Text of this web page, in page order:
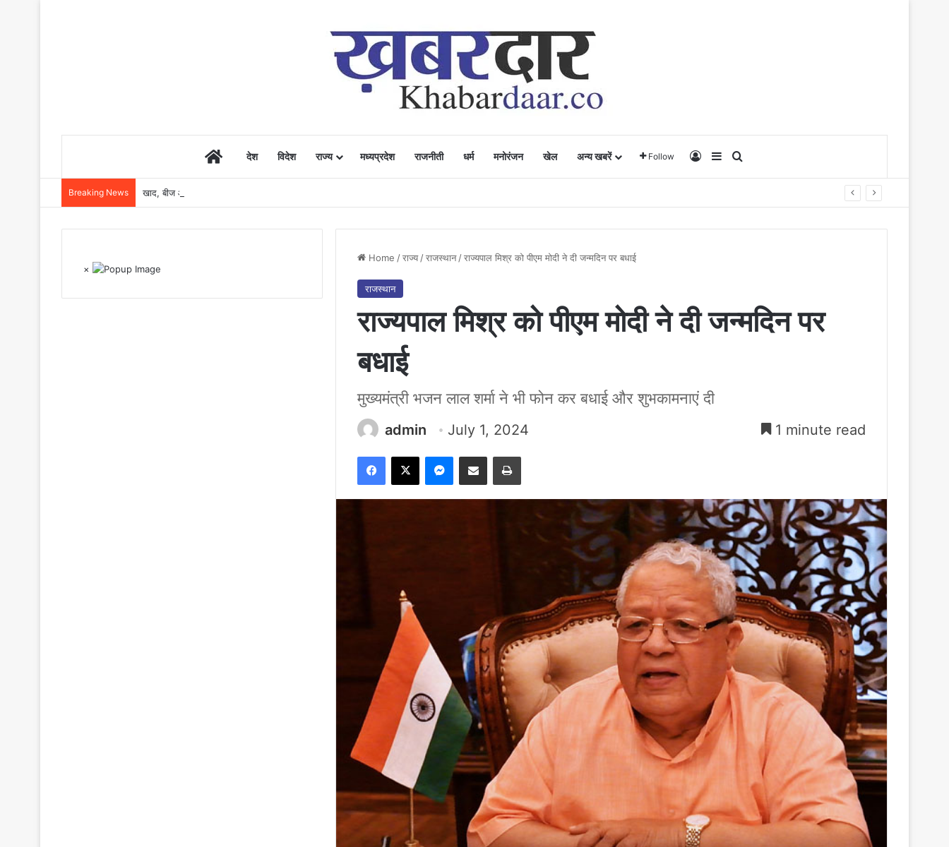
Homeदेश विदेश राज्य मध्यप्रदेश राजनीती धर्म मनोरंजन खेल अन्य खबरें Follow Log InSidebar
Breaking News खाद, बीज और उर्वरकों की समय पर उपलब्धता से किसानों में उत्साह, नैनो डीएपी और नैनो यूरिया बने किसानों के भरोसेमंद कृषि साथी…..
Home /राज्य /राजस्थान /राज्यपाल मिश्र को पीएम मोदी ने दी जन्मदिन पर बधाई
राजस्थान
राज्यपाल मिश्र को पीएम मोदी ने दी जन्मदिन पर
बधाई
मुख्यमंत्री भजन लाल शर्मा ने भी फोन कर बधाई और शुभकामनाएं दी
admin July 1, 2024 1 minute read
Facebook
X Messenger
Share via Email Print
×